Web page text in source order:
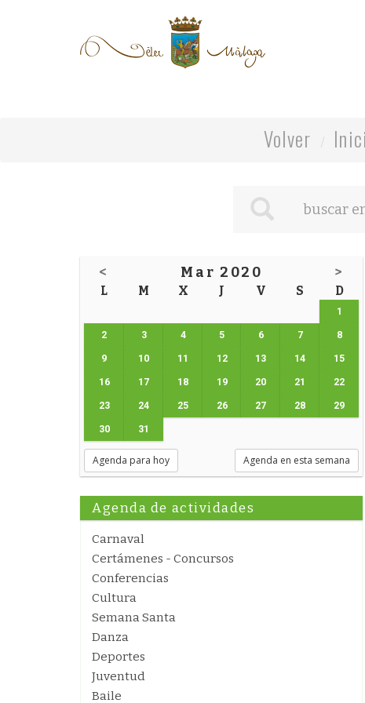
Volver
< Mar 2020 >
L M X J V S D
1
2 3 4 5 6 7 8
9 10 11 12 13 14 15
16 17 18 19 20 21 22
23 24 25 26 27 28 29
30 31
Agenda para hoy Agenda en esta semana
Agenda de actividades
Carnaval
Certámenes - Concursos
Conferencias
Cultura
Semana Santa
Danza
Deportes
Juventud
Baile